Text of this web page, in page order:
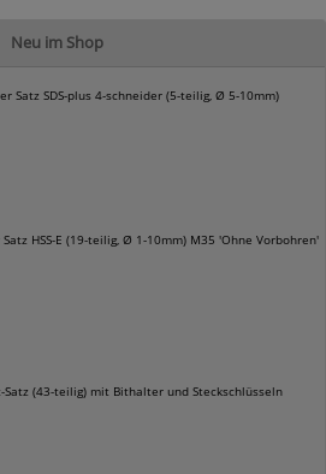
Neu im Shop
Satz SDS-plus 4-schneider (5-teilig, Ø 5-10mm)
HSS-E (19-teilig, Ø 1-10mm) M35 'Ohne Vorbohren'
Satz (43-teilig) mit Bithalter und Steckschlüsseln